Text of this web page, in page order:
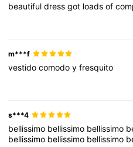
beautifuldressgot loadsof
m***f
vestidocomodoyfresquito
s***4
bellissimo bellissimo bellissimo
bellissimo bellissimo bellissimo